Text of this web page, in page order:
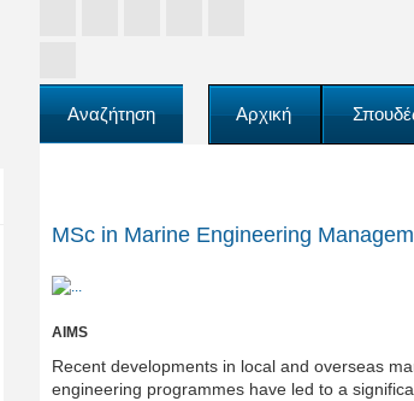
Αναζήτηση Αρχική
MSc in Marine Engineering
AIMS
Recent developments in local and overseas
engineering programmes have led to a